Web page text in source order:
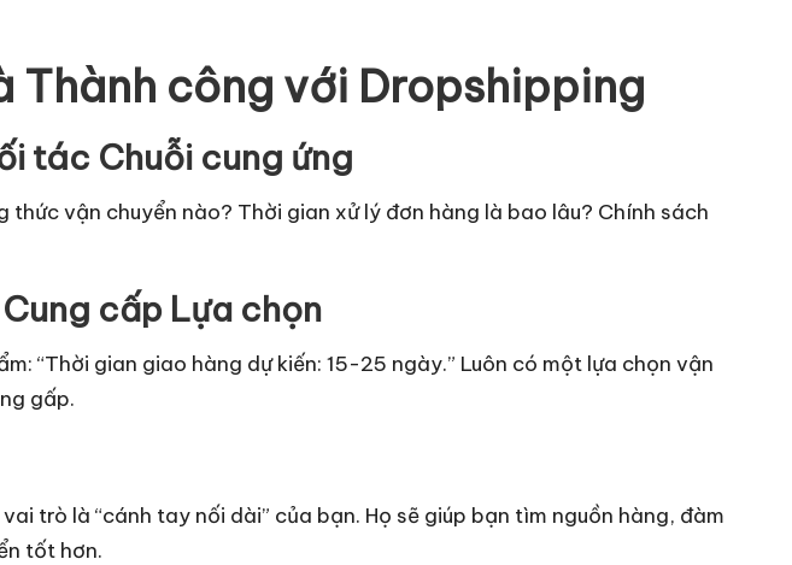
Thành công với Dropshipping
tác Chuỗi cung ứng
vận chuyển nào? Thời gian xử lý đơn hàng là bao lâu? Chính sách
cấp Lựa chọn
“Thời gian giao hàng dự kiến: 15-25 ngày.” Luôn có một lựa chọn vận
gấp.
trò là “cánh tay nối dài” của bạn. Họ sẽ giúp bạn tìm nguồn hàng, đàm
tốt hơn.